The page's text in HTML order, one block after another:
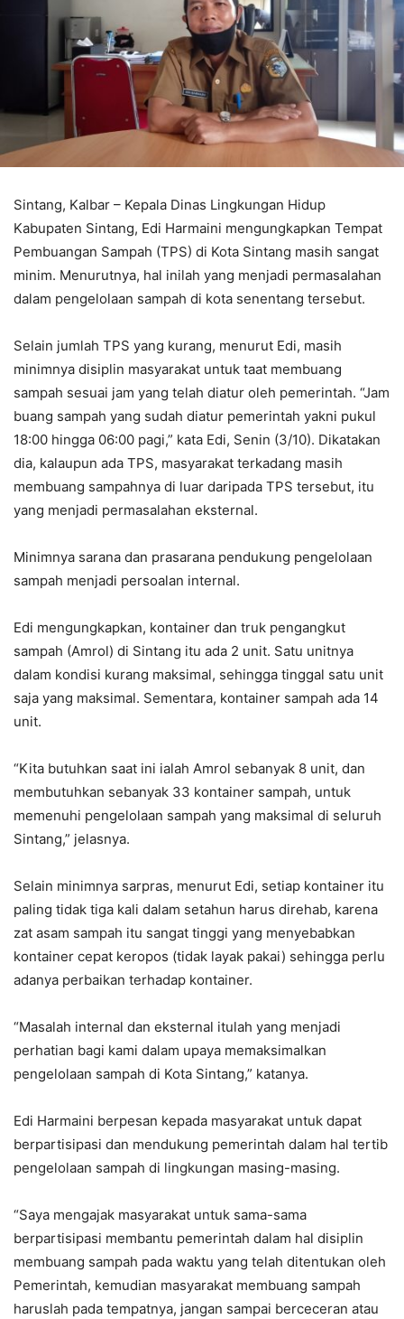
Sintang, Kalbar – Kepala Dinas Lingkungan Hidup
Kabupaten Sintang, Edi Harmaini mengungkapkan Tempat
Pembuangan Sampah (TPS) di Kota Sintang masih sangat
minim. Menurutnya, hal inilah yang menjadi permasalahan
dalam pengelolaan sampah di kota senentang tersebut.
Selain jumlah TPS yang kurang, menurut Edi, masih
minimnya disiplin masyarakat untuk taat membuang
sampah sesuai jam yang telah diatur oleh pemerintah. “Jam
buang sampah yang sudah diatur pemerintah yakni pukul
18:00 hingga 06:00 pagi,” kata Edi, Senin (3/10). Dikatakan
dia, kalaupun ada TPS, masyarakat terkadang masih
membuang sampahnya di luar daripada TPS tersebut, itu
yang menjadi permasalahan eksternal.
Minimnya sarana dan prasarana pendukung pengelolaan
sampah menjadi persoalan internal.
Edi mengungkapkan, kontainer dan truk pengangkut
sampah (Amrol) di Sintang itu ada 2 unit. Satu unitnya
dalam kondisi kurang maksimal, sehingga tinggal satu unit
saja yang maksimal. Sementara, kontainer sampah ada 14
unit.
“Kita butuhkan saat ini ialah Amrol sebanyak 8 unit, dan
membutuhkan sebanyak 33 kontainer sampah, untuk
memenuhi pengelolaan sampah yang maksimal di seluruh
Sintang,” jelasnya.
Selain minimnya sarpras, menurut Edi, setiap kontainer itu
paling tidak tiga kali dalam setahun harus direhab, karena
zat asam sampah itu sangat tinggi yang menyebabkan
kontainer cepat keropos (tidak layak pakai) sehingga perlu
adanya perbaikan terhadap kontainer.
“Masalah internal dan eksternal itulah yang menjadi
perhatian bagi kami dalam upaya memaksimalkan
pengelolaan sampah di Kota Sintang,” katanya.
Edi Harmaini berpesan kepada masyarakat untuk dapat
berpartisipasi dan mendukung pemerintah dalam hal tertib
pengelolaan sampah di lingkungan masing-masing.
“Saya mengajak masyarakat untuk sama-sama
berpartisipasi membantu pemerintah dalam hal disiplin
membuang sampah pada waktu yang telah ditentukan oleh
Pemerintah, kemudian masyarakat membuang sampah
haruslah pada tempatnya, jangan sampai berceceran atau